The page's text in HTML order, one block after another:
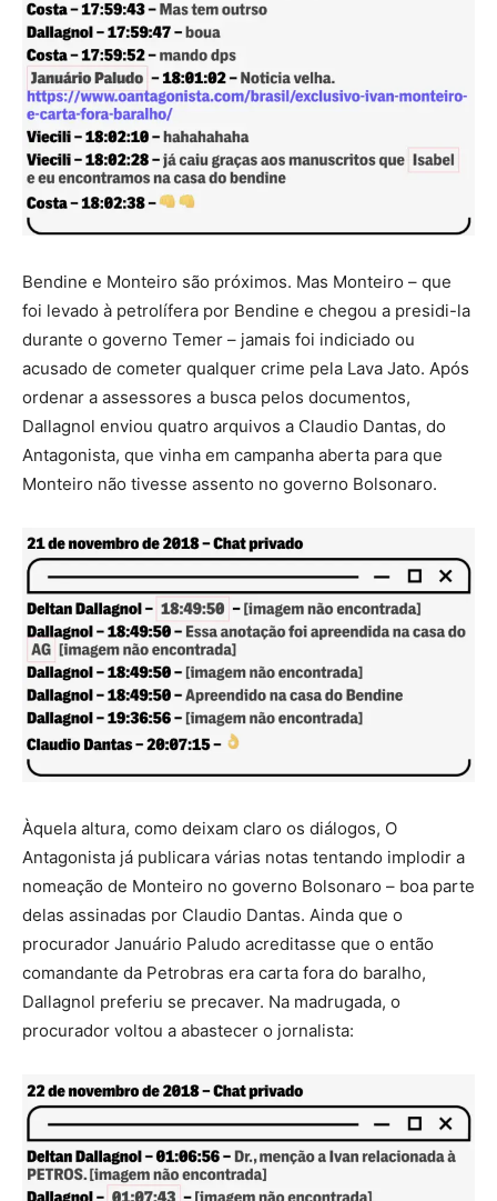
Bendine e Monteiro são próximos. Mas Monteiro – que
foi levado à petrolífera por Bendine e chegou a presidi-la
durante o governo Temer – jamais foi indiciado ou
acusado de cometer qualquer crime pela Lava Jato. Após
ordenar a assessores a busca pelos documentos,
Dallagnol enviou quatro arquivos a Claudio Dantas, do
Antagonista, que vinha em campanha aberta para que
Monteiro não tivesse assento no governo Bolsonaro.
Àquela altura, como deixam claro os diálogos, O
Antagonista já publicara várias notas tentando implodir a
nomeação de Monteiro no governo Bolsonaro – boa parte
delas assinadas por Claudio Dantas. Ainda que o
procurador Januário Paludo acreditasse que o então
comandante da Petrobras era carta fora do baralho,
Dallagnol preferiu se precaver. Na madrugada, o
procurador voltou a abastecer o jornalista: